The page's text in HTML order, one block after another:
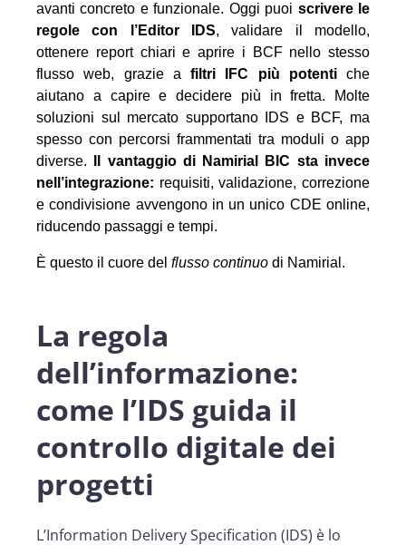
avanti concreto e funzionale. Oggi puoi scrivere le
regole con l’Editor IDS, validare il modello,
ottenere report chiari e aprire i BCF nello stesso
flusso web, grazie a filtri IFC più potentiche
aiutano a capire e decidere più in fretta.
Molte
soluzioni sul mercato supportano IDS e BCF, ma
spesso con percorsi frammentati tra moduli o app
diverse.
Il vantaggio di Namirial
BIC sta invece
nell’integrazione: requisiti, validazione, correzione
e condivisione avvengono in un unico CDE online,
riducendo passaggi e tempi.
È questo il cuore del flusso continuo di Namirial .
La regola
dell’informazione:
come l’IDS guida il
controllo digitale dei
progetti
L’Information Delivery Specification (IDS) è lo